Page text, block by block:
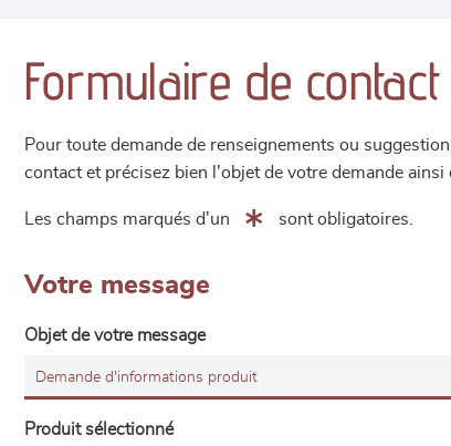
Formulaire de contact
Pour toute demande de renseignements ou
contact et précisez bien l'objet de votre demande ainsi
Les champs marqués d'un sont obligatoires.
Votre message
Objet de votre message
Produit sélectionné